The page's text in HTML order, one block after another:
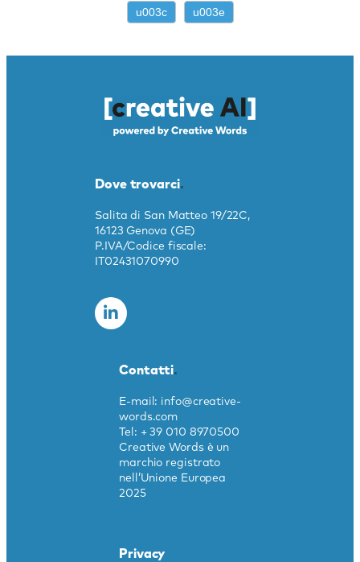
u003c u003e
Dove trovarci.
Salita di San Matteo 19/22C,
16123 Genova (GE)
P.IVA/Codice fiscale:
IT02431070990
Contatti.
E-mail: info@creative-
words.com
Tel: + 39 010 8970500
Creative Words è un
marchio registrato
nell’Unione Europea
2025
Privacy